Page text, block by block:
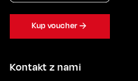
Kontakt z nami
Kup voucher